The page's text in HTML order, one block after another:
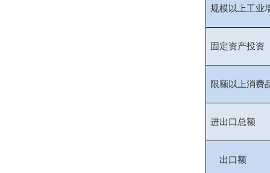
规模以上工业
固定资产投资
限额以上消费
进出口总额
出口额